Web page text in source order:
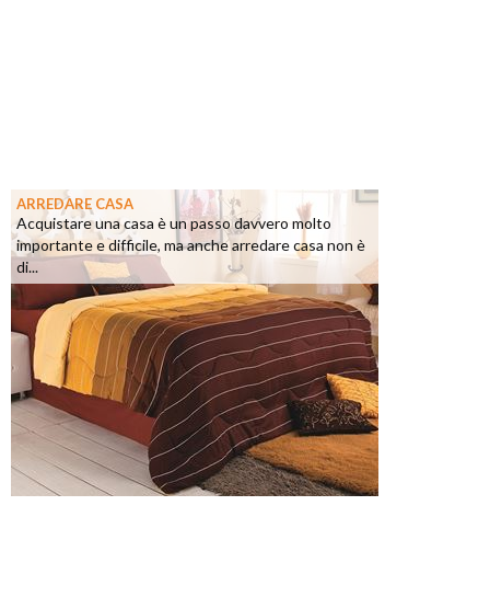
ARREDARE CASA
Acquistare una casa è un passo davvero molto
importante e difficile, ma anche arredare casa non è
di...